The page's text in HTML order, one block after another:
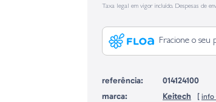
Taxa legal em vigor incluído. Despesas de
Fracione o
referência:
014124100
marca:
Keitech [ info